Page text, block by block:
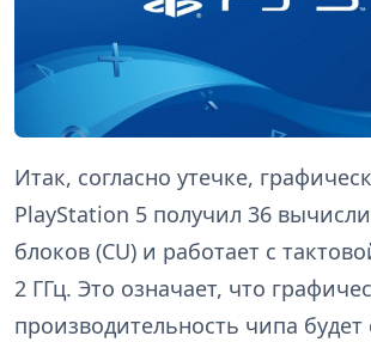
Итак, согласно утечке,
PlayStation 5 получил 36
блоков (CU) и работает с
2 ГГц. Это означает, что
производительность чипа будет